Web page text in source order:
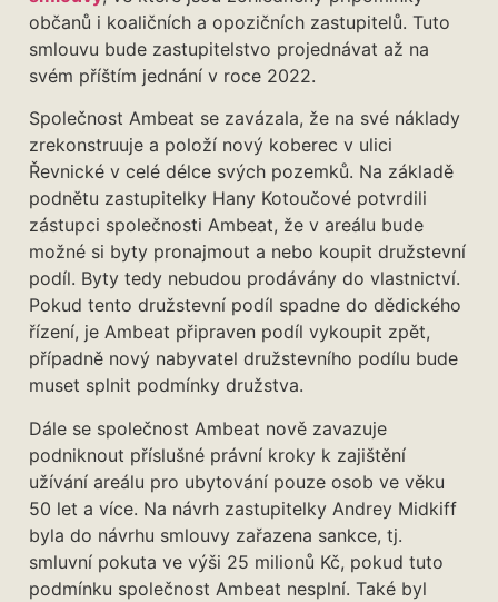
občanů i koaličních a opozičních zastupitelů. Tuto
smlouvu bude zastupitelstvo projednávat až na
svém příštím jednání v roce 2022.
Společnost Ambeat se zavázala, že na své náklady
zrekonstruuje a položí nový koberec v ulici
Řevnické v celé délce svých pozemků. Na základě
podnětu zastupitelky Hany Kotoučové potvrdili
zástupci společnosti Ambeat, že v areálu bude
možné si byty pronajmout a nebo koupit družstevní
podíl. Byty tedy nebudou prodávány do vlastnictví.
Pokud tento družstevní podíl spadne do dědického
řízení, je Ambeat připraven podíl vykoupit zpět,
případně nový nabyvatel družstevního podílu bude
muset splnit podmínky družstva.
Dále se společnost Ambeat nově zavazuje
podniknout příslušné právní kroky k zajištění
užívání areálu pro ubytování pouze osob ve věku
50 let a více. Na návrh zastupitelky Andrey Midkiff
byla do návrhu smlouvy zařazena sankce, tj.
smluvní pokuta ve výši 25 milionů Kč, pokud tuto
podmínku společnost Ambeat nesplní. Také byl